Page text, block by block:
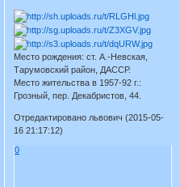
Место рождения: ст. А.-Невская,
Тарумовский район, ДАССР.
Место жительства в 1957-92 г.:
Грозный, пер. Декабристов, 44.
Отредактировано львович (2015-05-
16 21:17:12)
0